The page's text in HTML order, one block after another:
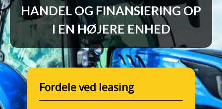
HANDEL OG FINANSIERING OP
I EN HØJERE ENHED
Fordele ved leasing